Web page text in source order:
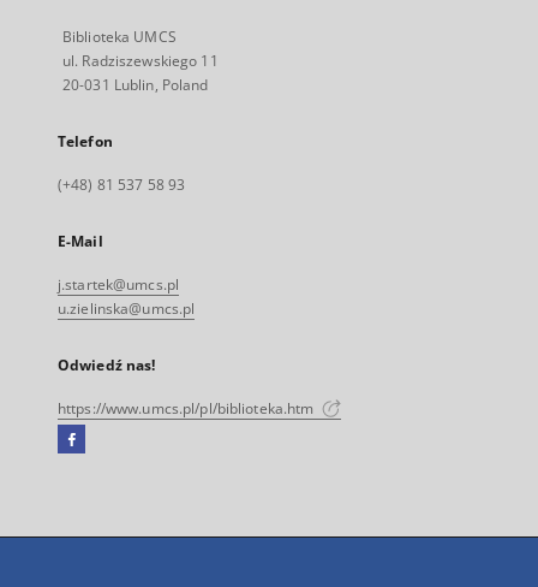
Biblioteka UMCS
ul. Radziszewskiego 11
20-031 Lublin, Poland
Telefon
(+48) 81 537 58 93
E-Mail
j.startek@umcs.pl
u.zielinska@umcs.pl
Odwiedź nas!
https://www.umcs.pl/pl/biblioteka.htm
Facebook
się